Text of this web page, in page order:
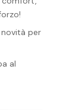
per
al